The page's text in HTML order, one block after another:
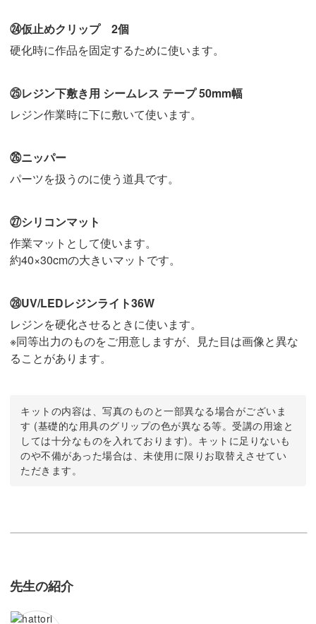
㉔仮止めクリップ 2個
硬化時に作品を固定するために使います。
㉕レジン下敷き用 シームレス テープ 50mm幅
レジン作業時に下に敷いて使います。
㉖ニッパー
パーツを扱うのに使う道具です。
㉗シリコンマット
作業マットとして使います。
約40×30cmの大きいマットです。
㉘UV/LEDレジンライト36W
レジンを硬化させるときに使います。
※同等出力のものをご用意しますが、見た目は画像と異な
ることがあります。
キットの内容は、写真のものと一部異なる場合がございま
す (基礎的な用具のグリップの色が異なる等。受講の用途と
しては十分なものを入れております)。キットに足りないも
のや不備があった場合は、未使用に限りお取替えさせてい
ただきます。
先生の紹介